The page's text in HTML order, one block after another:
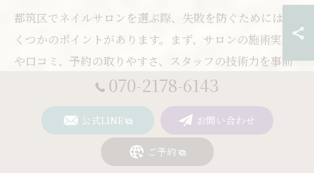
都筑区でネイルサロンを選ぶ際、失敗を防ぐためにはい
くつかのポイントがあります。まず、サロンの施術実績
や口コミ、予約の取りやすさ、スタッフの技術力を事前
にチェックしましょう。センター北駅周辺には駅近のサ
ロンも多く、通いやすさも重要な判断基準です。
また、オフ無料や新規限定クーポン、定額メニューな
ど、料金体系が明確なサロンを選ぶことで、費用面での
070-2178-6143
公式LINE お問い合わせ
ご予約